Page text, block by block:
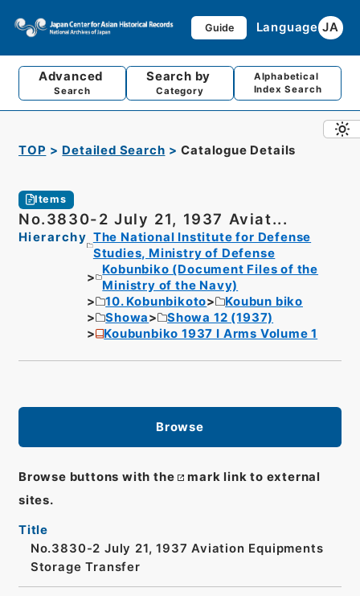
Guide Language JA
Advanced
Search
Search by
Category
Alphabetical
Index Search
TOP Detailed Search Catalogue Details
Items
No.3830-2 July 21, 1937 Aviat...
Hierarchy The National Institute for Defense
Studies, Ministry of Defense
Kobunbiko (Document Files of the
Ministry of the Navy)
10. Kobunbikoto
Koubun biko
Showa
Showa 12 (1937)
Koubunbiko 1937 I Arms Volume 1
Browse
Browse buttons with the
mark link to external
sites.
Title
No.3830-2 July 21, 1937 Aviation Equipments
Storage Transfer